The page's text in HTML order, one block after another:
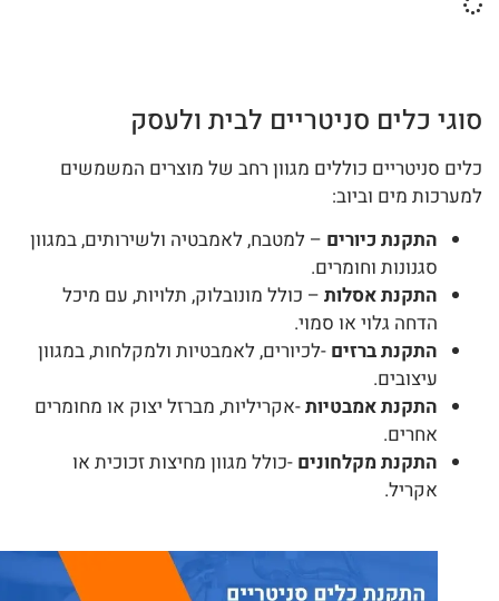
סוגי כלים סניטריים לבית ולעסק
כלים סניטריים כוללים מגוון רחב של מוצרים המשמשים
למערכות מים וביוב:
התקנת כיורים – למטבח, לאמבטיה ולשירותים, במגוון
סגנונות וחומרים.
התקנת אסלות – כולל מונובלוק, תלויות, עם מיכל
הדחה גלוי או סמוי.
התקנת ברזים -לכיורים, לאמבטיות ולמקלחות, במגוון
עיצובים.
התקנת אמבטיות-אקריליות, מברזל יצוק או מחומרים
אחרים.
התקנת מקלחונים -כולל מגוון מחיצות זכוכית או
אקריל.